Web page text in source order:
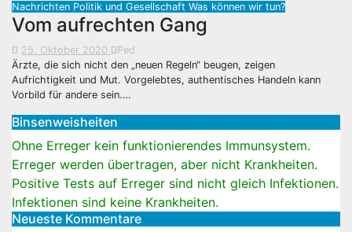
Nachrichten Politik und Gesellschaft Was können wir tun?
Vom aufrechten Gang
25. Oktober 2020
Ped
Ärzte, die sich nicht den „neuen Regeln“ beugen, zeigen
Aufrichtigkeit und Mut. Vorgelebtes, authentisches Handeln kann
Vorbild für andere sein.…
Binsenweisheiten
Ohne Erreger kein funktionierendes Immunsystem.
Erreger werden übertragen, aber nicht Krankheiten.
Positive Tests auf Erreger sind nicht gleich Infektionen.
Infektionen sind keine Krankheiten.
Neueste Kommentare